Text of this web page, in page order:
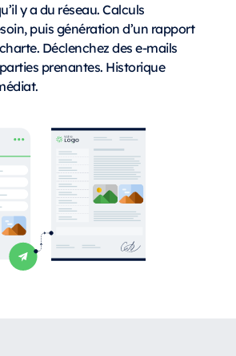
y a du réseau. Calculs
puis génération d’un rapport
Déclenchez des e-mails
prenantes. Historique